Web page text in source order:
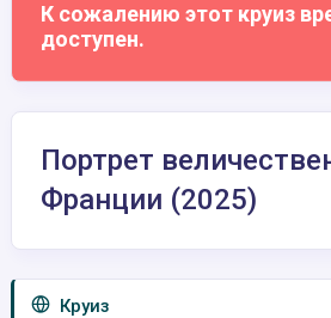
К сожалению этот круиз
доступен.
Портрет
Франции (2025)
Круиз